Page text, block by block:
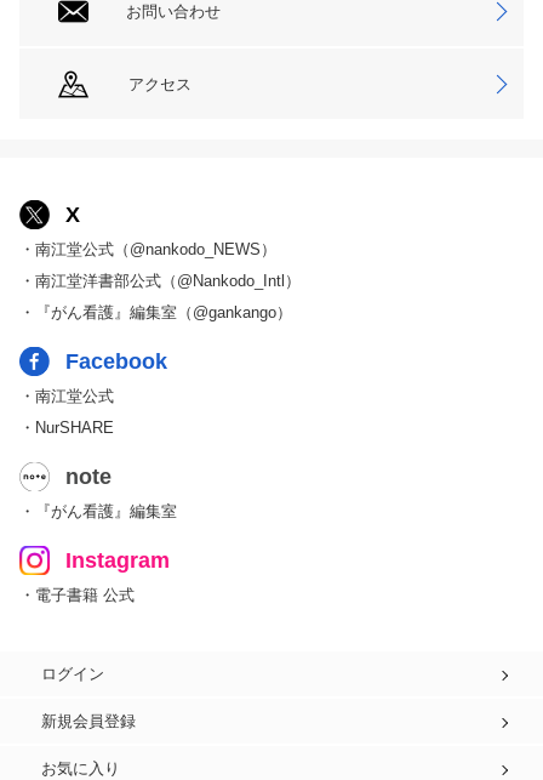
お問い合わせ
アクセス
X
・南江堂公式（@nankodo_NEWS）
・南江堂洋書部公式（@Nankodo_Intl）
・『がん看護』編集室（@gankango）
Facebook
・南江堂公式
・NurSHARE
note
・『がん看護』編集室
Instagram
・電子書籍 公式
ログイン
新規会員登録
お気に入り